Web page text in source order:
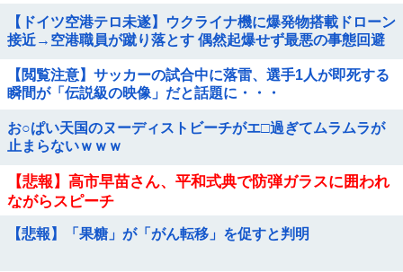
【ドイツ空港テロ未遂】ウクライナ機に爆発物搭載ドローン
接近→空港職員が蹴り落とす 偶然起爆せず最悪の事態回避
【閲覧注意】サッカーの試合中に落雷、選手1人が即死する
瞬間が「伝説級の映像」だと話題に・・・
お○ぱい天国のヌーディストビーチがエ□過ぎてムラムラが
止まらないｗｗｗ
【悲報】高市早苗さん、平和式典で防弾ガラスに囲われ
ながらスピーチ
【悲報】「果糖」が「がん転移」を促すと判明